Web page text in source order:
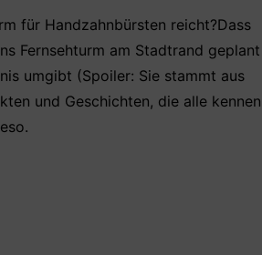
für Handzahnbürsten reicht?Dass
Fernsehturm am Stadtrand geplant
umgibt (Spoiler: Sie stammt aus
und Geschichten, die alle kennen